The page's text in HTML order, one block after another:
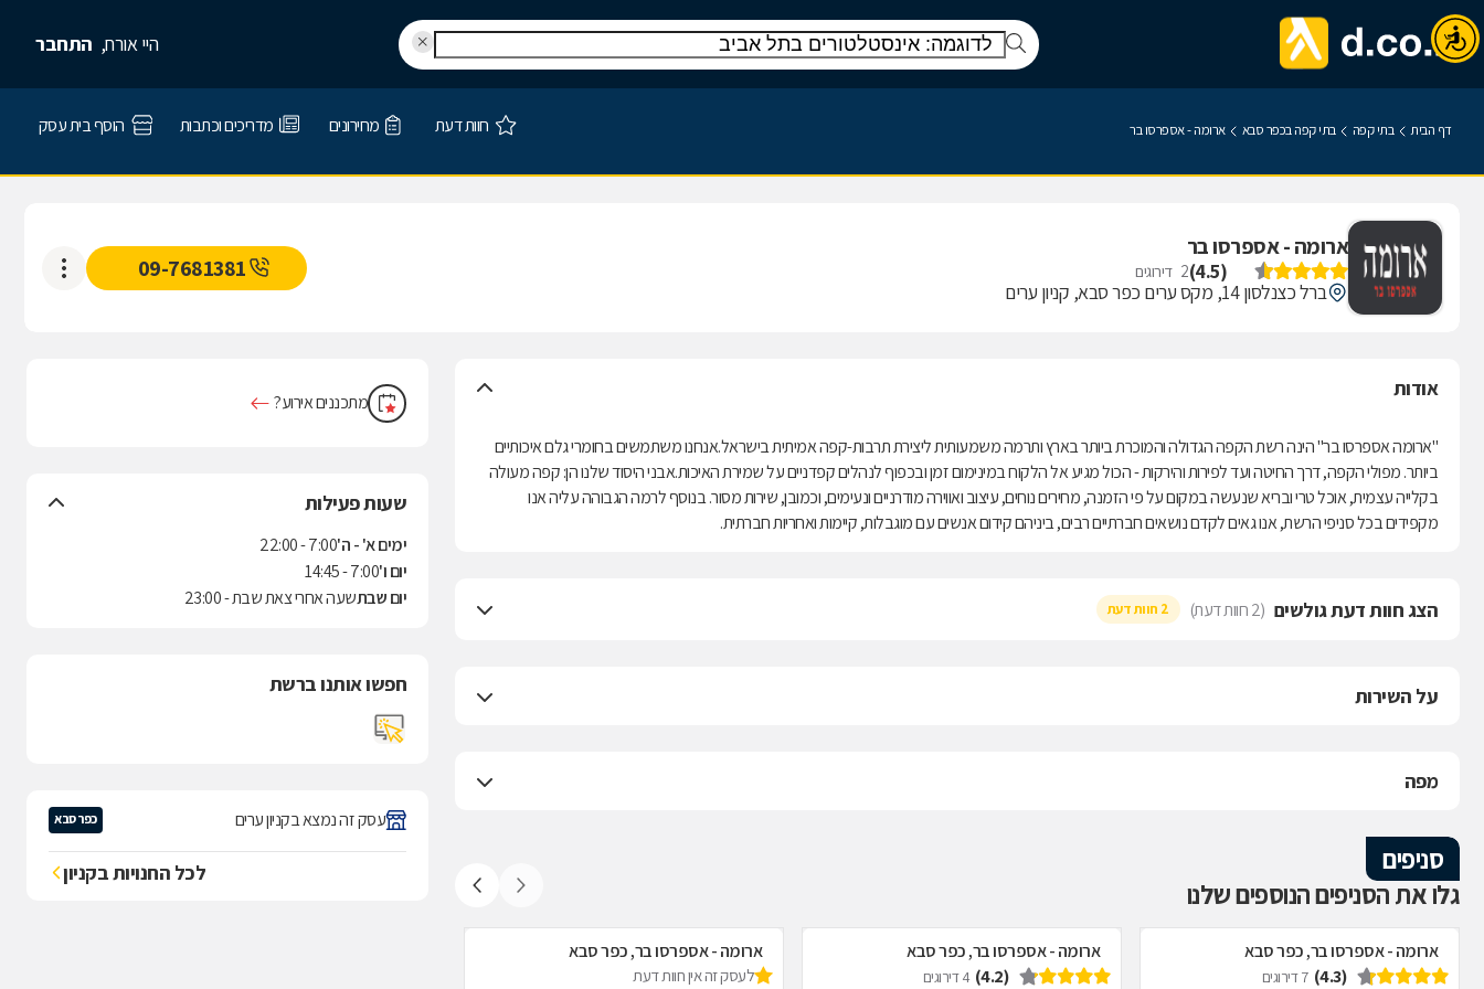
היי אורח, התחבר
דף הבית בתי קפה בתי קפה בכפר סבא ארומה - אספרסו בר חוות דעת מחירונים מדריכים וכתבות הוסף בית עסק
ארומה - אספרסו בר
(
4.5
)
2 דירוגים
ברל כצנלסון 14, מקס ערים כפר סבא, קניון ערים
09-7681381
אודות
"ארומה אספרסו בר" הינה רשת הקפה הגדולה והמוכרת ביותר בארץ ותרמה משמעותית ליצירת תרבות-קפה אמיתית בישראל.אנחנו משתמשים בחומרי גלם איכותיים
ביותר. מפולי הקפה, דרך החיטה ועד לפירות והירקות - הכול מגיע אל הלקוח במינימום זמן ובכפוף לנהלים קפדניים על שמירת האיכות.אבני היסוד שלנו הן: קפה מעולה
בקלייה עצמית, אוכל טרי ובריא שנעשה במקום על פי הזמנה, מחירים נוחים, עיצוב ואווירה מודרניים ונעימים, וכמובן, שירות מסור. בנוסף לרמה הגבוהה עליה אנו
מקפידים בכל סניפי הרשת, אנו גאים לקדם נושאים חברתיים רבים, ביניהם קידום אנשים עם מוגבלות, קיימות ואחריות חברתית.
הצג חוות דעת גולשים (2 חוות דעת) 2 חוות דעת
על השירות
מפה
סניפים
גלו את הסניפים הנוספים שלנו
ארומה - אספרסו בר, כפר סבא
(4.3)
7 דירוגים
ארומה - אספרסו בר, כפר סבא
(4.2)
4 דירוגים
ארומה - אספרסו בר, כפר סבא
לעסק זה אין חוות דעת
מתכננים אירוע?
שעות פעילות
ימים א' - ה'7:00 - 22:00
יום ו'7:00 - 14:45
יום שבתשעה אחרי צאת שבת - 23:00
חפשו אותנו ברשת
עסק זה נמצא בקניון ערים כפר סבא
לכל החנויות בקניון